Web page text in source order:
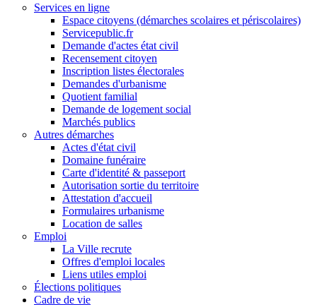
Services en ligne
Espace citoyens (démarches scolaires et périscolaires)
Servicepublic.fr
Demande d'actes état civil
Recensement citoyen
Inscription listes électorales
Demandes d'urbanisme
Quotient familial
Demande de logement social
Marchés publics
Autres démarches
Actes d'état civil
Domaine funéraire
Carte d'identité & passeport
Autorisation sortie du territoire
Attestation d'accueil
Formulaires urbanisme
Location de salles
Emploi
La Ville recrute
Offres d'emploi locales
Liens utiles emploi
Élections politiques
Cadre de vie